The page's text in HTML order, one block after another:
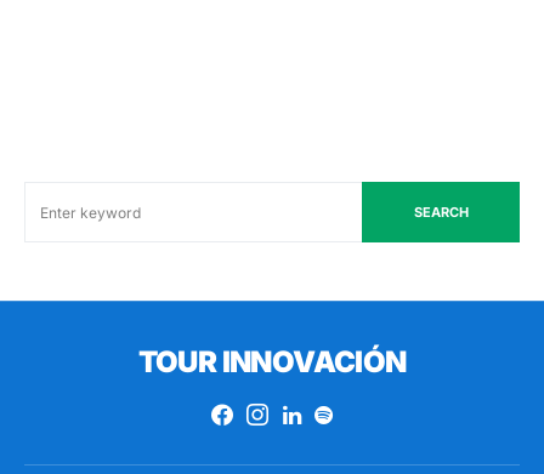
SEARCH
TOUR INNOVACIÓN